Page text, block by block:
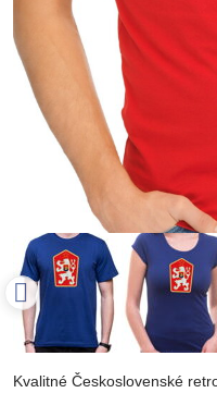
Kvalitné Československé